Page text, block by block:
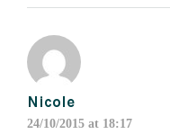
Nicole
24/10/2015 at 18:17